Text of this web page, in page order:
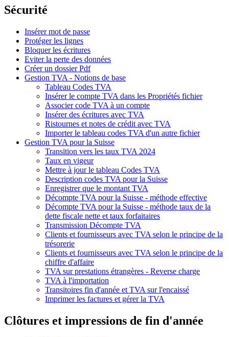
Sécurité
Insérer mot de passe
Protéger les lignes
Bloquer les écritures
Eviter la perte des données
Créer un dossier Pdf
Gestion TVA - Notions de base
Tableau Codes TVA
Insérer le compte TVA dans les Propriétés fichier
Associer code TVA à un compte
Insérer des écritures avec TVA
Ristournes et notes de crédit avec TVA
Importer le tableau codes TVA d'un autre fichier
Gestion TVA pour la Suisse
Transition vers les taux TVA 2024
Taux en vigeur
Mettre à jour le tableau Codes TVA
Description codes TVA pour la Suisse
Enregistrer que le montant TVA
Décompte TVA pour la Suisse - méthode effective
Décompte TVA pour la Suisse - méthode taux de la
dette fiscale nette et taux forfaitaires
Transmission Décompte TVA
Clients et fournisseurs avec TVA selon le principe de la
trésorerie
Clients et fournisseurs avec TVA selon le principe de la
chiffre d'affaire
TVA sur prestations étrangères - Reverse charge
TVA à l'importation
Transitoires fin d'année et TVA sur l'encaissé
Imprimer les factures et gérer la TVA
Clôtures et impressions de fin d'année